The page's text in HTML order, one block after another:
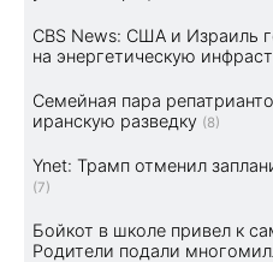
CBS News: США и Израиль
на энергетическую
Семейная пара
иранскую разведку (8)
Ynet: Трамп отменил
(7)
Бойкот в школе привел к
Родители подали